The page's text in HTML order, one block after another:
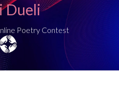
Dueli
Poetry Contest